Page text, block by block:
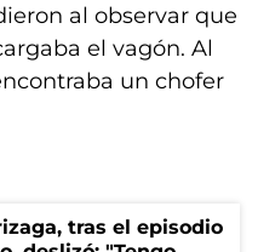
al observar que
el vagón. Al
un chofer
tras el episodio